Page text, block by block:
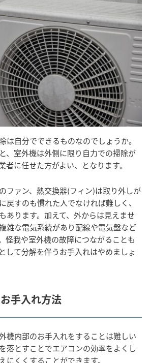
は自分でできるものなのでしょうか。
、室外機は外側に限り自力での掃除が
者に任せた方がよい、となります。
ファン、熱交換器(フィン)は取り外しが
戻すのも慣れた人でなければ難しく、
あります。加えて、外からは見えませ
雑な電気系統があり配線や電気盤など
怪我や室外機の故障につながることも
して分解を伴うお手入れはやめましょ
手入れ方法
機内部のお手入れをすることは難しい
落とすことでエアコンの効率をよくし
にくくすることができます。